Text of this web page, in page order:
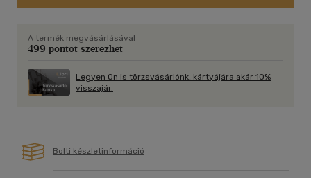
A termék megvásárlásával
499 pontot szerezhet
Legyen Ön is törzsvásárlónk, kártyájára akár 10%
visszajár.
Bolti készletinformáció